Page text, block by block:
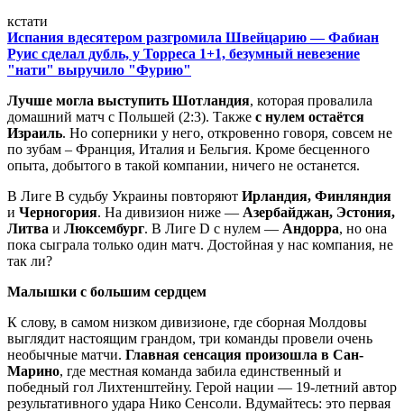
кстати
Испания вдесятером разгромила Швейцарию — Фабиан
Руис сделал дубль, у Торреса 1+1, безумный невезение
"нати" выручило "Фурию"
Лучше могла выступить Шотландия, которая провалила
домашний матч с Польшей (2:3). Также с нулем остаётся
Израиль. Но соперники у него, откровенно говоря, совсем не
по зубам – Франция, Италия и Бельгия. Кроме бесценного
опыта, добытого в такой компании, ничего не останется.
В Лиге В судьбу Украины повторяют Ирландия, Финляндия
и Черногория. На дивизион ниже — Азербайджан, Эстония,
Литва и Люксембург. В Лиге D с нулем — Андорра, но она
пока сыграла только один матч. Достойная у нас компания, не
так ли?
Малышки с большим сердцем
К слову, в самом низком дивизионе, где сборная Молдовы
выглядит настоящим грандом, три команды провели очень
необычные матчи. Главная сенсация произошла в Сан-
Марино, где местная команда забила единственный и
победный гол Лихтенштейну. Герой нации — 19-летний автор
результативного удара Нико Сенсоли. Вдумайтесь: это первая